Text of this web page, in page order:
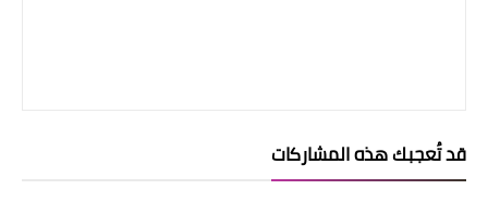
قد تُعجبك هذه المشاركات